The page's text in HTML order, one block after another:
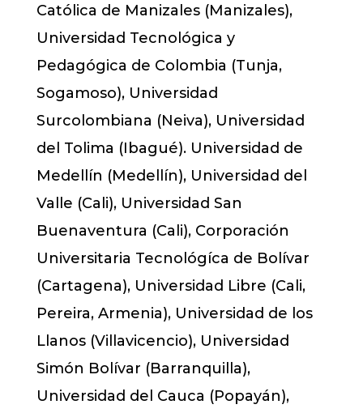
Católica de Manizales (Manizales),
Universidad Tecnológica y
Pedagógica de Colombia (Tunja,
Sogamoso), Universidad
Surcolombiana (Neiva), Universidad
del Tolima (Ibagué). Universidad de
Medellín (Medellín), Universidad del
Valle (Cali), Universidad San
Buenaventura (Cali), Corporación
Universitaria Tecnológíca de Bolívar
(Cartagena), Universidad Libre (Cali,
Pereira, Armenia), Universidad de los
Llanos (Villavicencio), Universidad
Simón Bolívar (Barranquilla),
Universidad del Cauca (Popayán),